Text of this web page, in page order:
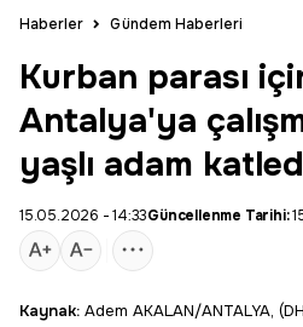
Haberler Gündem Haberleri
Kurban parası
Antalya'ya
yaşlı adam
15.05.2026 - 14:33Güncellenme Tarihi:
Kaynak: Adem AKALAN/ANTALYA,